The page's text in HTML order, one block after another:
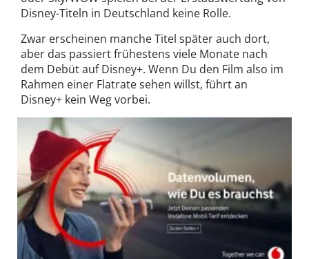
Disney-Titeln in Deutschland keine Rolle.
Zwar erscheinen manche Titel später auch dort,
aber das passiert frühestens viele Monate nach
dem Debüt auf Disney+. Wenn Du den Film also im
Rahmen einer Flatrate sehen willst, führt an
Disney+ kein Weg vorbei.